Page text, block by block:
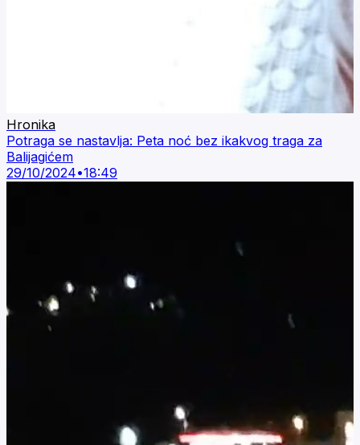
Hronika
Potraga se nastavlja: Peta noć bez ikakvog traga za
Balijagićem
29/10/2024•18:49